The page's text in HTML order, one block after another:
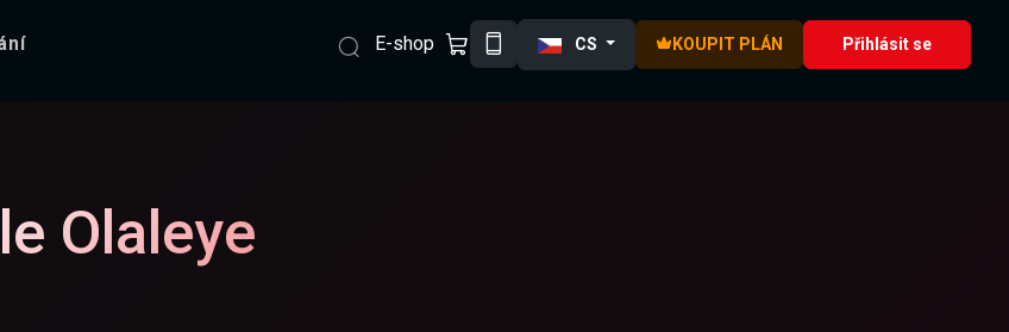
E-shop CS KOUPIT PLÁN Přihlásit se
Olaleye